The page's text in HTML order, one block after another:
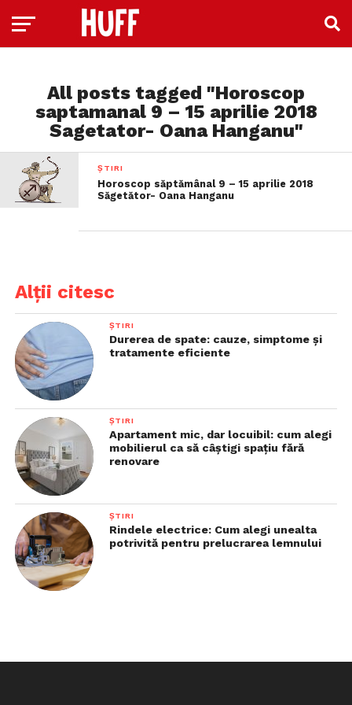
All posts tagged "Horoscop
saptamanal 9 – 15 aprilie 2018
Sagetator- Oana Hanganu"
ȘTIRI
Horoscop săptămânal 9 – 15 aprilie 2018
Săgetător- Oana Hanganu
Alții citesc
ȘTIRI
Durerea de spate: cauze, simptome și
tratamente eficiente
ȘTIRI
Apartament mic, dar locuibil: cum alegi
mobilierul ca să câștigi spațiu fără
renovare
ȘTIRI
Rindele electrice: Cum alegi unealta
potrivită pentru prelucrarea lemnului